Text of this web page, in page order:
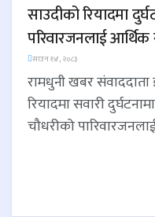
साउदीको रियादमा
परिवारजनलाई
साउन १४, २०८३
रामधुनी खबर संवाददाता
रियादमा सवारी
चौधरीको